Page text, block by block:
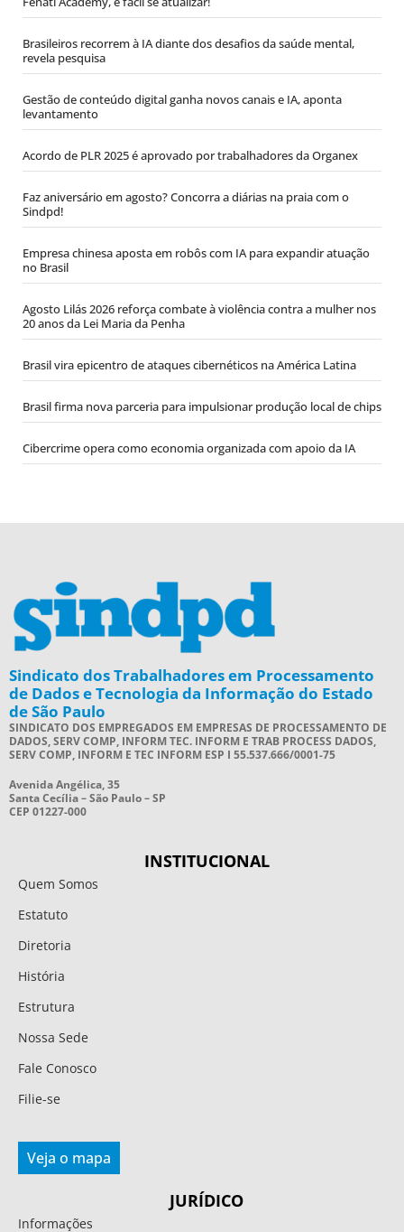
Brasileiros recorrem à IA diante dos desafios da saúde mental,
revela pesquisa
Gestão de conteúdo digital ganha novos canais e IA, aponta
levantamento
Acordo de PLR 2025 é aprovado por trabalhadores da Organex
Faz aniversário em agosto? Concorra a diárias na praia com o
Sindpd!
Empresa chinesa aposta em robôs com IA para expandir atuação
no Brasil
Agosto Lilás 2026 reforça combate à violência contra a mulher nos
20 anos da Lei Maria da Penha
Brasil vira epicentro de ataques cibernéticos na América Latina
Brasil firma nova parceria para impulsionar produção local de chips
Cibercrime opera como economia organizada com apoio da IA
Sindicato dos Trabalhadores em Processamento
de Dados e Tecnologia da Informação do Estado
de São Paulo
SINDICATO DOS EMPREGADOS EM EMPRESAS DE PROCESSAMENTO DE
DADOS, SERV COMP, INFORM TEC. INFORM E TRAB PROCESS DADOS,
SERV COMP, INFORM E TEC INFORM ESP I 55.537.666/0001-75
Avenida Angélica, 35
Santa Cecília – São Paulo – SP
CEP 01227-000
INSTITUCIONAL
Quem Somos
Estatuto
Diretoria
História
Estrutura
Nossa Sede
Fale Conosco
Filie-se
Veja o mapa
JURÍDICO
Informações